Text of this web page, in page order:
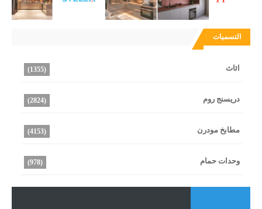
التسميات
اثاث (1355)
دريسنج روم (2824)
مطابخ مودرن (4153)
وحدات حمام (978)